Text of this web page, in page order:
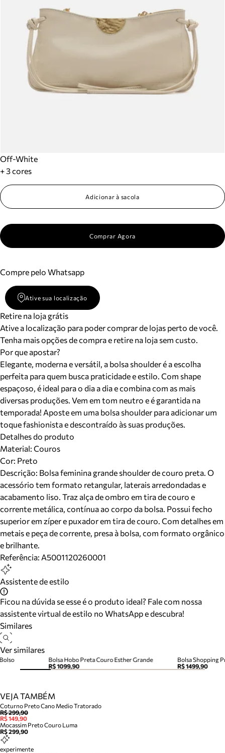
Off-White
+ 3 cores
Adicionar à sacola
Comprar Agora
Compre pelo Whatsapp
Ative sua localização
Retire na loja grátis
Ative a localização para poder comprar de lojas perto de você.
Tenha mais opções de compra e retire na loja sem custo.
Por que apostar?
Elegante, moderna e versátil, a bolsa shoulder é a escolha
perfeita para quem busca praticidade e estilo. Com shape
espaçoso, é ideal para o dia a dia e combina com as mais
diversas produções. Vem em tom neutro e é garantida na
temporada! Aposte em uma bolsa shoulder para adicionar um
toque fashionista e descontraído às suas produções.
Detalhes do produto
Material: Couros
Cor: Preto
Descrição: Bolsa feminina grande shoulder de couro preta. O
acessório tem formato retangular, laterais arredondadas e
acabamento liso. Traz alça de ombro em tira de couro e
corrente metálica, contínua ao corpo da bolsa. Possui fecho
superior em zíper e puxador em tira de couro. Com detalhes em
metais e peça de corrente, presa à bolsa, com formato orgânico
e brilhante.
Referência: A5001120260001
Assistente de estilo
Ficou na dúvida se esse é o produto ideal? Fale com nossa
assistente virtual de estilo no WhatsApp e descubra!
Similares
Ver similares
Bolsa Hobo Preta Couro Esther Grande
R$ 1099,90
Bolsa Shopping
R$ 1499,90
VEJA TAMBÉM
Coturno Preto Cano Medio Tratorado
R$ 299,90
R$ 149,90
Mocassim Preto Couro Luma
R$ 299,90
experimente